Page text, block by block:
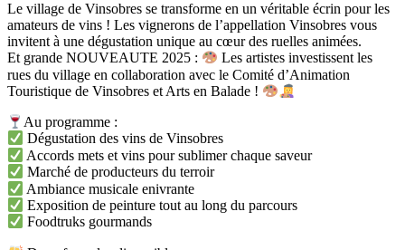
Le village de Vinsobres se transforme en un véritable écrin pour les
amateurs de vins ! Les vignerons de l’appellation Vinsobres vous
invitent à une dégustation unique au cœur des ruelles animées.
Et grande NOUVEAUTE 2025 :
Les artistes investissent les
rues du village en collaboration avec le Comité d’Animation
Touristique de Vinsobres et Arts en Balade !
Au programme :
Dégustation des vins de Vinsobres
Accords mets et vins pour sublimer chaque saveur
Marché de producteurs du terroir
Ambiance musicale enivrante
Exposition de peinture tout au long du parcours
Foodtruks gourmands